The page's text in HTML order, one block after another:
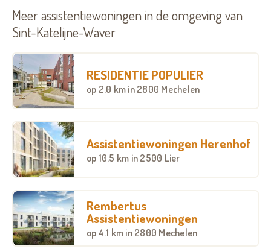
De woonassistent staat steeds voor je klaar voor
hulp bij administratie of praktische beslommeringen,
een leuke activiteit of gewoon een gezellige babbel.
‘Assistentiewoningen Borgerhof’ beschikt ook over
een gezellige ontmoetingsruimte, waar je met
andere bewoners kunt samenkomen om
kan je genieten van het gemeenschappelijk terras
en het prachtige park.
Wanneer je wenst, kan je een warme maaltijd
aankopen via Borgerstein en/of gebruik maken van
de wasserij. Er is een overdekte fietsenstalling
aanwezig en mogelijkheid tot het huren van een
Meer assistentiewoningen in de omgeving van
Sint-Katelijne-Waver
RESIDENTIE POPULIER
op 2.0 km in 2800 Mechelen
Assistentiewoningen Herenhof
op 10.5 km in 2500 Lier
Rembertus
Assistentiewoningen
op 4.1 km in 2800 Mechelen